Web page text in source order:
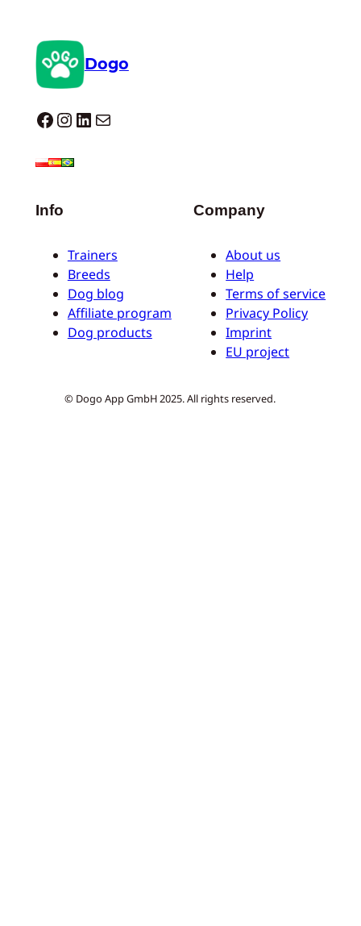
Dogo
Dogo facebook InstagramLinkedIn E-mail
Info
Trainers
Breeds
Dog blog
Affiliate program
Dog products
Company
About us
Help
Terms of service
Privacy Policy
Imprint
EU project
© Dogo App GmbH 2025. All rights reserved.